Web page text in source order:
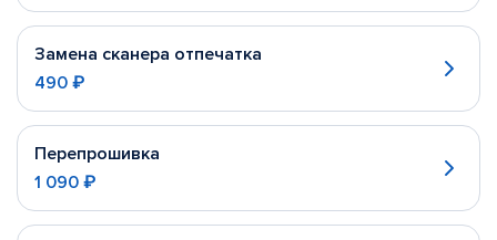
Замена сканера отпечатка
490 ₽
Перепрошивка
1 090 ₽